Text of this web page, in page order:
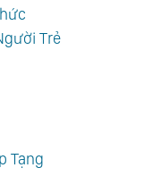
Trẻ
Tạng